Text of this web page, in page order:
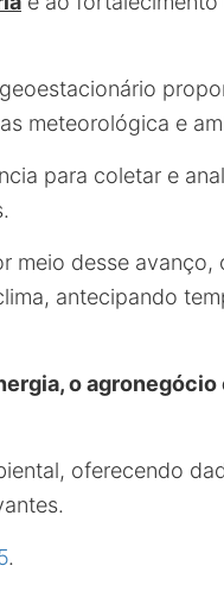
meteorológica e
para coletar e
meio desse avanço,
antecipando
o agronegócio
oferecendo
.